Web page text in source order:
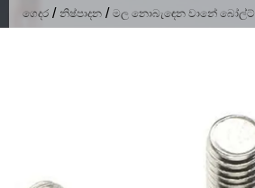
ගෙදර / නිෂ්පාදන / මල නොබැඳෙන වානේ බෝල්ට්